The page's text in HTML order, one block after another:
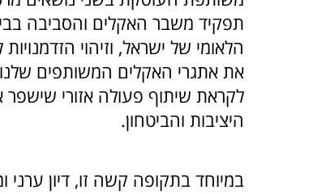
תפקיד משבר האקלים והסביבה
הלאומי של ישראל, וזיהוי
את אתגרי האקלים המשותפים שלנו
לקראת שיתוף פעולה אזורי שישפר
היציבות והביטחון.
במיוחד בתקופה קשה זו, דיון ערני